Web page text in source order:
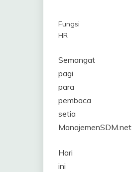
Fungsi
HR
Semangat
pagi
para
pembaca
setia
ManajemenSDM.net
Hari
ini